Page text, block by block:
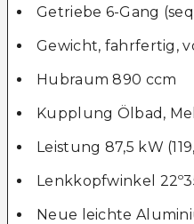
Getriebe 6-Gang
Gewicht, fahrfertig,
Hubraum 890 ccm
Kupplung Ölbad,
Leistung 87,5 kW
Lenkkopfwinkel
Neue leichte